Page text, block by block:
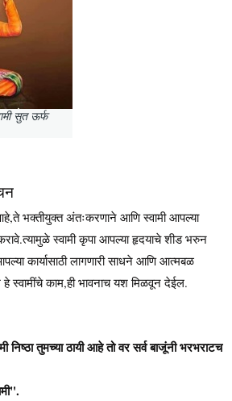
सुत ऊर्फ
भक्तीयुक्त अंतःकरणाने आणि स्वामी आपल्या
स्वामी कृपा आपल्या हृदयाचे शीड भरुन
कार्यासाठी लागणारी साधने आणि आत्मबळ
स्वामींचे काम,ही भावनाच यश मिळवून देईल.
निष्ठा तुमच्या ठायी आहे तो वर सर्व बाजूंनी भरभराटच